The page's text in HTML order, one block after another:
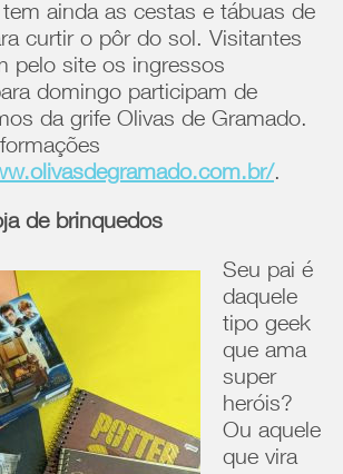
ainda as cestas e tábuas de
curtir o pôr do sol. Visitantes
pelo site os ingressos
domingo participam de
da grife Olivas de Gramado.
.
de brinquedos
Seu pai é
daquele
tipo geek
que ama
super
heróis?
Ou aquele
que vira